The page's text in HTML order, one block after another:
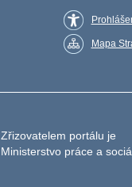
Mapa
Zřizovatelem portálu je
Ministerstvo práce a